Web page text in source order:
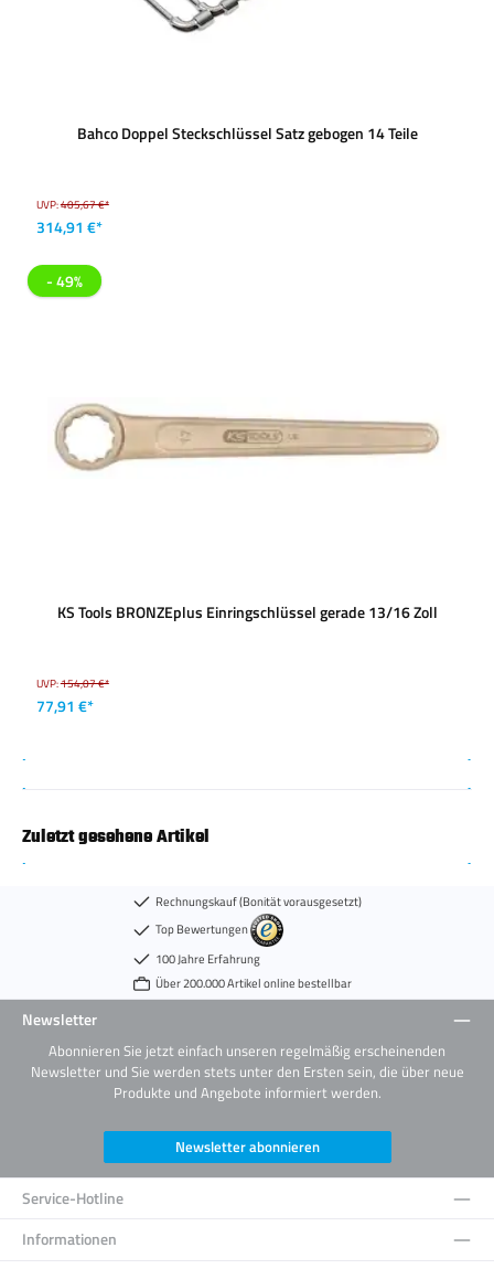
Bahco Doppel Steckschlüssel Satz gebogen 14 Teile
UVP:405,67 €*
314,91 €*
- 49%
KS Tools BRONZEplus Einringschlüssel gerade 13/16 Zoll
UVP:154,07 €*
77,91 €*
Zuletzt gesehene Artikel
Rechnungskauf (Bonität vorausgesetzt)
Top Bewertungen
100 Jahre Erfahrung
Über 200.000 Artikel online bestellbar
Newsletter
Abonnieren Sie jetzt einfach unseren regelmäßig erscheinenden
Newsletter und Sie werden stets unter den Ersten sein, die über neue
Produkte und Angebote informiert werden.
Newsletter abonnieren
Service-Hotline
Informationen